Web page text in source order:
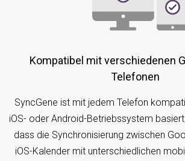
Kompatibel mit verschiedenen Geräten oder
Telefonen
SyncGene ist mit jedem Telefon
iOS- oder Android-Betriebssystem
dass die Synchronisierung zwischen
iOS-Kalender mit unterschiedlichen